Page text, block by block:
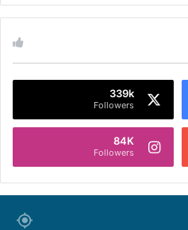
339k
Followers
84K
Followers